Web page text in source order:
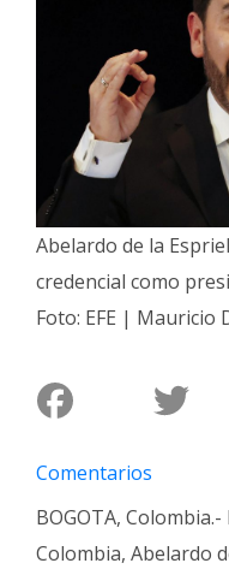
Deportes
Espectáculos
Policiales
Cartelera
Fotos
de
Clasificados
Abelardo de la
credencial como
Foto: EFE | Mauricio
Comentarios
BOGOTA,
Colombia, Abelardo